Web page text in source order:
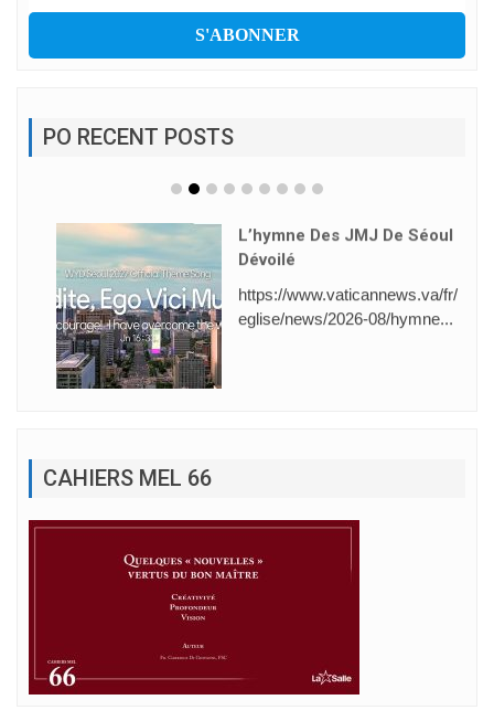
PO RECENT POSTS
L’hymne Des JMJ De Séoul
Dévoilé
https://www.vaticannews.va/fr/
eglise/news/2026-08/hymne...
CAHIERS MEL 66